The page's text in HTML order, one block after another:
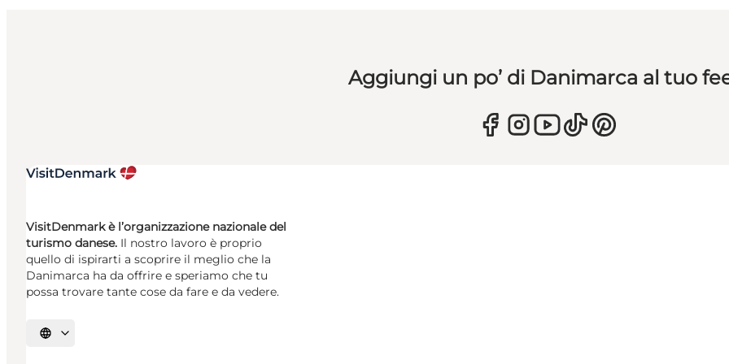
Aggiungi un po’ di Danimarca al tuo
VisitDenmark è l’organizzazione nazionale del
turismo danese. Il nostro lavoro è proprio
quello di ispirarti a scoprire il meglio che la
Danimarca ha da offrire e speriamo che tu
possa trovare tante cose da fare e da vedere.
Seleziona la lingua